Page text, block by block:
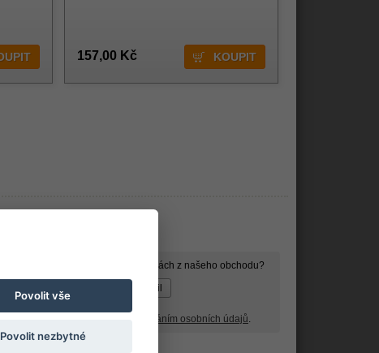
157,00 Kč
o slevách, akcích a novinkách z našeho obchodu?
zpracováním osobních údajů.
Povolit vše
Povolit nezbytné